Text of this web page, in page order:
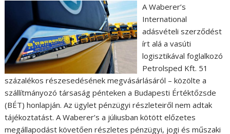
A Waberer’s
International
adásvételi szerződést
írt alá a vasúti
logisztikával foglalkozó
Petrolsped Kft. 51
százalékos részesedésének megvásárlásáról – közölte a
szállítmányozó társaság pénteken a Budapesti Értéktőzsde
(BÉT) honlapján. Az ügylet pénzügyi részleteiről nem adtak
tájékoztatást. A Waberer’s a júliusban kötött előzetes
megállapodást követően részletes pénzügyi, jogi és műszaki